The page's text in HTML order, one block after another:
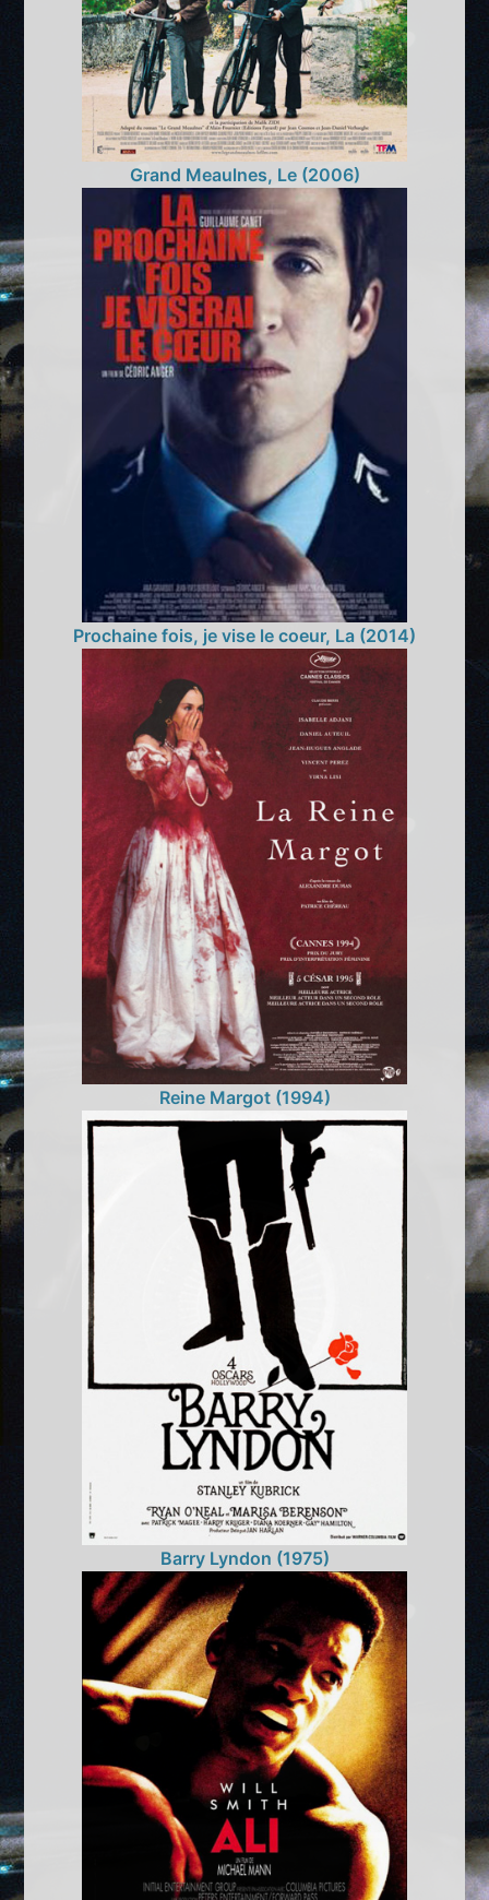
Grand Meaulnes, Le (2006)
Prochaine fois, je vise le coeur, La (2014)
Reine Margot (1994)
Barry Lyndon (1975)